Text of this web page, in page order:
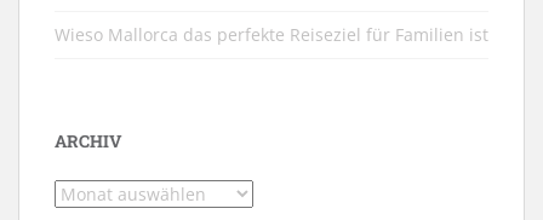
Wieso Mallorca das perfekte Reiseziel für Familien ist
ARCHIV
Archiv